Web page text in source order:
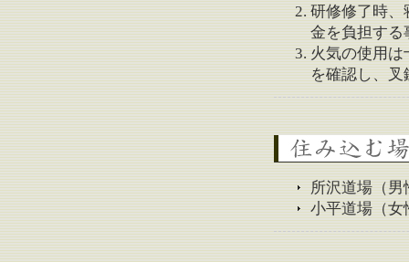
研修修了時、
金を負担する
火気の使用は
を確認し、叉
住み込む場所
所沢道場（男
小平道場（女